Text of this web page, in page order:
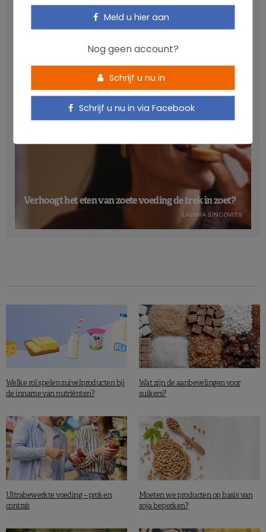
Anthocyanen: gunstig voor de cardiometabole
Verhoogt het eten van zoete voeding de trek in zoet?
LAVINIA SINCOVITS
Welke rol spelen zuivelproducten bij
de inname van nutriënten?
Wat zijn de aanbevelingen voor
suikers?
Ultrabewerkte voeding – pro’s en
contra’s
Moeten we producten op basis van
soja beperken?
Meld u hier aan
Nog geen account?
Schrijf u nu in
Schrijf u nu in via Facebook